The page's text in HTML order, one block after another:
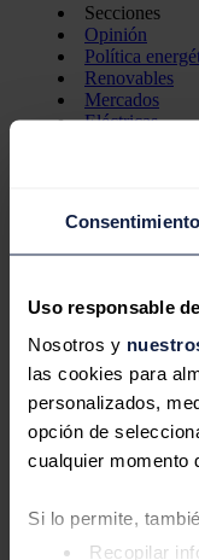
Consentimiento
Uso responsable
Nosotros y
las cookies para
personalizados,
opción de
cualquier momento
Si lo permite,
Recopilar
Secciones
Opinión
Política
Renovables
Mercados
Eléctricas
Startups &
Tech
Bioenergía
LATAM
Eficiencia
Digitalización
Más secciones
Eventos
10 claves del
Foros
Foro de